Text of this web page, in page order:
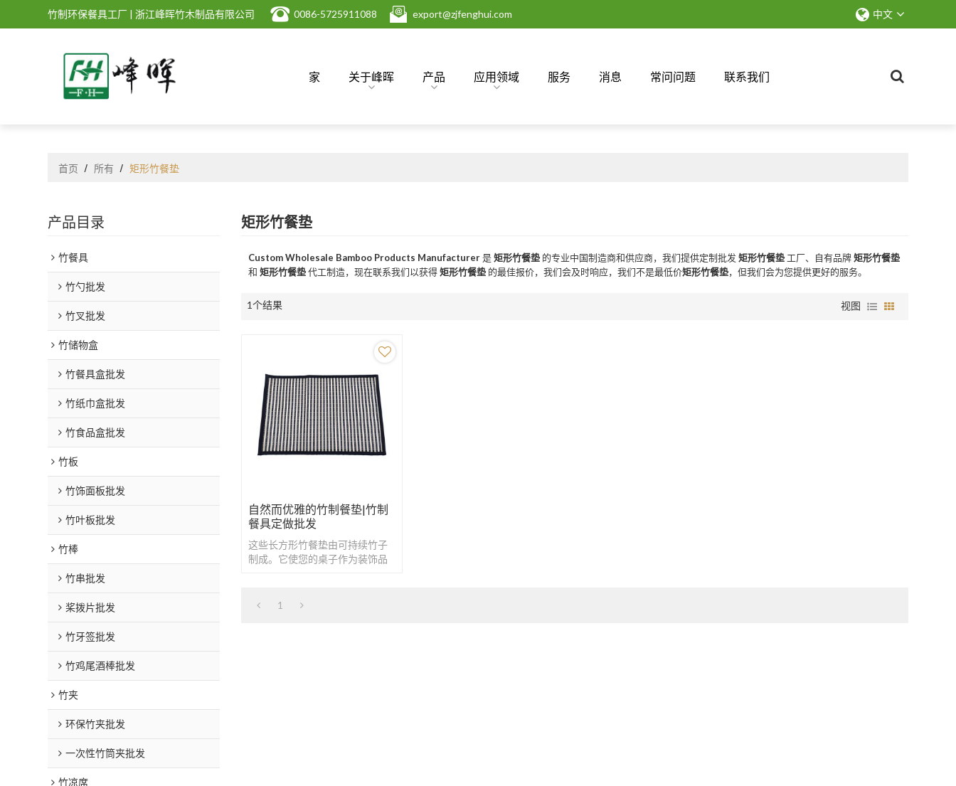
竹制环保餐具工厂 | 浙江峰晖竹木制品有限公司 0086-5725911088 export@zjfenghui.com 中文
家 关于峰晖 产品 应用领域 服务 消息 常问问题 联系我们
首页 / 所有 / 矩形竹餐垫
产品目录
竹餐具
竹勺批发
竹叉批发
竹储物盒
竹餐具盒批发
竹纸巾盒批发
竹食品盒批发
竹板
竹饰面板批发
竹叶板批发
竹棒
竹串批发
桨拨片批发
竹牙签批发
竹鸡尾酒棒批发
竹夹
环保竹夹批发
一次性竹筒夹批发
竹凉席
矩形竹餐垫
Custom Wholesale Bamboo Products Manufacturer是矩形竹餐垫 的专业中国制造商和供应商，我们提供定制批发矩形竹餐垫 工厂、自有品牌矩形竹餐垫
和矩形竹餐垫代工制造，现在联系我们以获得矩形竹餐垫 的最佳报价，我们会及时响应，我们不是最低价矩形竹餐垫，但我们会为您提供更好的服务。
1个结果 视图
自然而优雅的竹制餐垫|竹制
餐具定做批发
这些长方形竹餐垫由可持续竹子
制成。它使您的桌子作为装饰品
1